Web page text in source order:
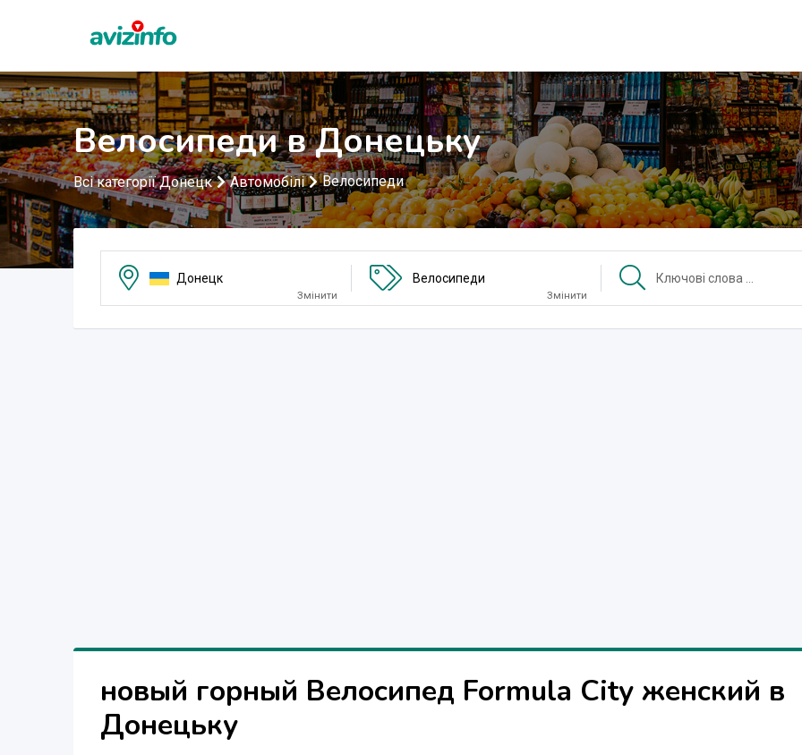
Велосипеди в Донецьку
Всі категорії Донецк Автомобілі Велосипеди
Донецк
Змінити
Велосипеди
Змінити
новый горный Велосипед Formula City женский в
Донецьку